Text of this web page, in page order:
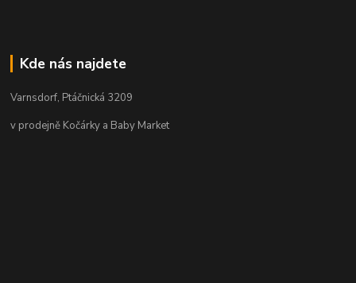
Kde nás najdete
Varnsdorf, Ptáčnická 3209
v prodejně Kočárky a Baby Market